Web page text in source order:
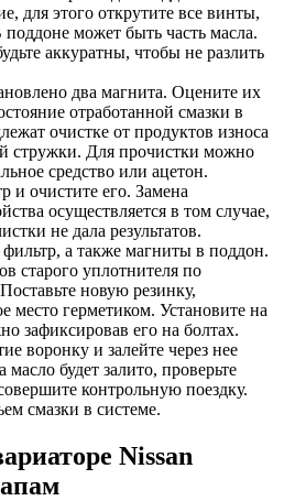
для этого открутите все винты,
может быть часть масла.
аккуратны, чтобы не разлить
два магнита. Оцените их
отработанной смазки в
очистке от продуктов износа
стружки. Для прочистки можно
средство или ацетон.
и очистите его. Замена
осуществляется в том случае,
не дала результатов.
фильтр, а также магниты в поддон.
старого уплотнителя по
новую резинку,
место герметиком. Установите на
зафиксировав его на болтах.
воронку и залейте через нее
будет залито, проверьте
контрольную поездку.
смазки в системе.
Nissan